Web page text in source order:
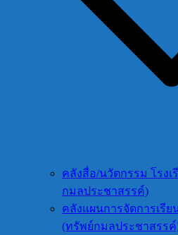
คลังสื่อ/นวัตกรรม โรง
กมลประชาสรรค์)
คลังแผนการจัดการเรีย
(ทรัพย์กมลประชาสรรค์